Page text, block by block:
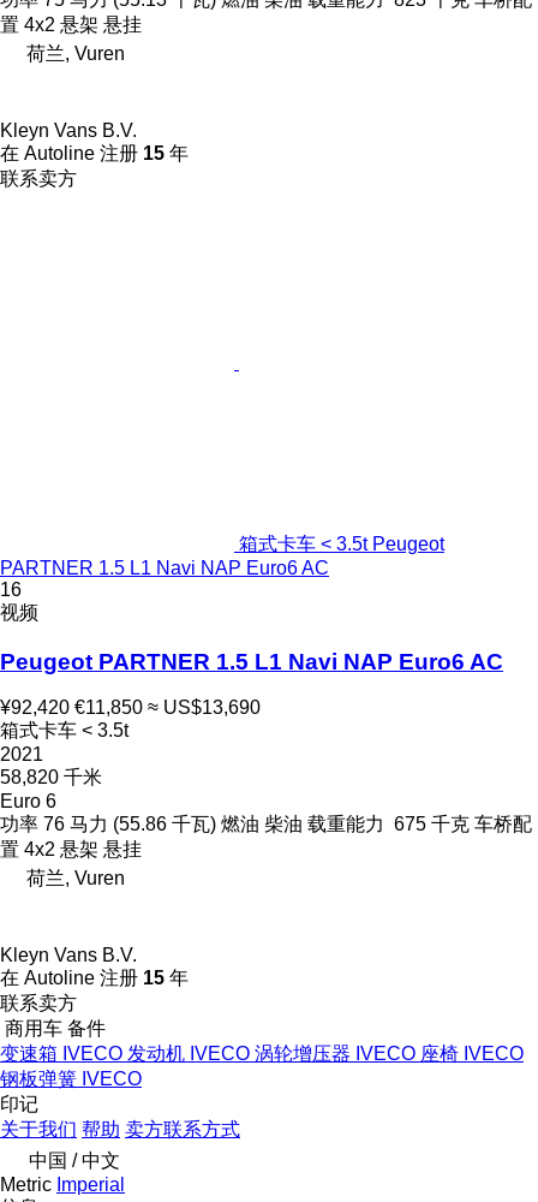
置 4x2 悬架 悬挂
荷兰, Vuren
Kleyn Vans B.V.
在 Autoline 注册 15 年
联系卖方
箱式卡车 < 3.5t Peugeot
PARTNER 1.5 L1 Navi NAP Euro6 AC
16
视频
Peugeot PARTNER 1.5 L1 Navi NAP Euro6 AC
¥92,420 €11,850 ≈ US$13,690
箱式卡车 < 3.5t
2021
58,820 千米
Euro 6
功率 76 马力 (55.86 千瓦) 燃油 柴油 载重能力 675 千克 车桥配
置 4x2 悬架 悬挂
荷兰, Vuren
Kleyn Vans B.V.
在 Autoline 注册 15 年
联系卖方
商用车 备件
变速箱 IVECO 发动机 IVECO 涡轮增压器 IVECO 座椅 IVECO
钢板弹簧 IVECO
印记
关于我们 帮助 卖方联系方式
中国 / 中文
Metric Imperial